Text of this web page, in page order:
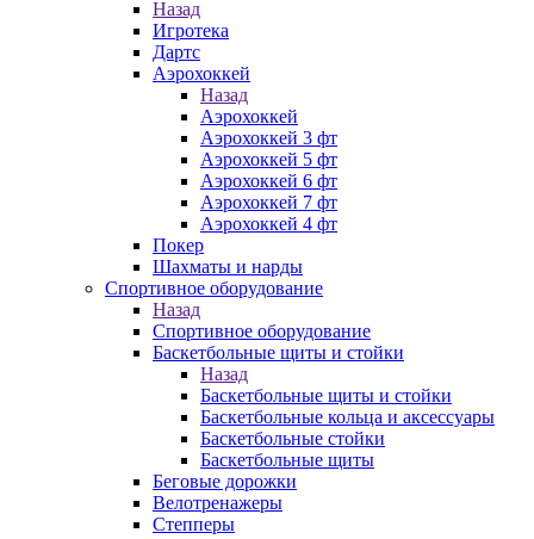
Назад
Игротека
Дартс
Аэрохоккей
Назад
Аэрохоккей
Аэрохоккей 3 фт
Аэрохоккей 5 фт
Аэрохоккей 6 фт
Аэрохоккей 7 фт
Аэрохоккей 4 фт
Покер
Шахматы и нарды
Спортивное оборудование
Назад
Спортивное оборудование
Баскетбольные щиты и стойки
Назад
Баскетбольные щиты и стойки
Баскетбольные кольца и аксессуары
Баскетбольные стойки
Баскетбольные щиты
Беговые дорожки
Велотренажеры
Степперы